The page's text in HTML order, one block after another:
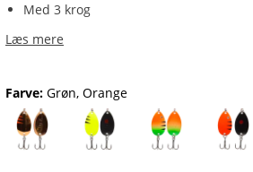
Med 3 krog
Læs mere
Farve: Grøn, Orange